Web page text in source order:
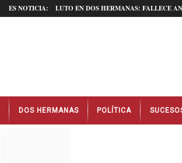
ES NOTICIA: LUTO EN DOS HERMANAS: FALLECE
t
DOS HERMANAS POLÍTICA